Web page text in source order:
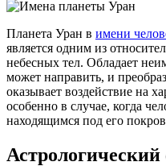
Планета Уран в имени
является одним из
небесных тел. Обладает
может направить, и
оказывает воздействие на
особенно в случае, когда
находящимся под его